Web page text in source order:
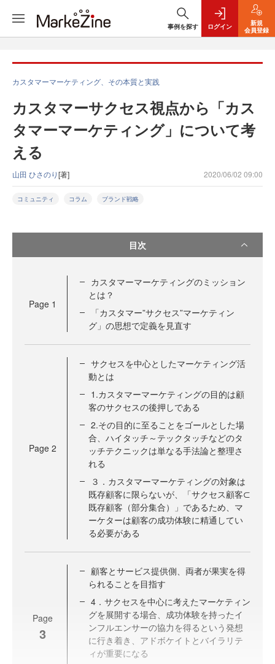
事例を探す ログイン
新規
会員登録
カスタマーマーケティング、その本質と実践
カスタマーサクセス視点から「カス
タマーマーケティング」について考
える
山田 ひさのり[著] 2020/06/02 09:00
コミュニティ コラム ブランド戦略
目次
Page 1
カスタマーマーケティングのミッション
とは？
「カスタマー”サクセス”マーケティン
グ」の思想で定義を見直す
Page 2
サクセスを中心としたマーケティング活
動とは
1.カスタマーマーケティングの目的は顧
客のサクセスの後押しである
2.その目的に至ることをゴールとした場
合、ハイタッチ～テックタッチなどのタ
ッチテクニックは単なる手法論と整理さ
れる
３．カスタマーマーケティングの対象は
既存顧客に限らないが、「サクセス顧客⊂
既存顧客（部分集合）」であるため、マ
ーケターは顧客の成功体験に精通してい
る必要がある
Page
3
顧客とサービス提供側、両者が果実を得
られることを目指す
4．サクセスを中心に考えたマーケティン
グを展開する場合、成功体験を持ったイ
ンフルエンサーの協力を得るという発想
に行き着き、アドボケイトとバイラリテ
ィが重要になる